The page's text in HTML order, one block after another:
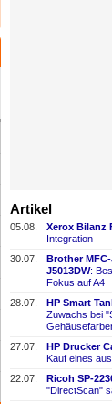
Artikel
05.08.
Xerox Bilanz
Integration
30.07.
Brother MFC-
J5013DW:
Fokus auf A4
28.07.
HP Smart
Zuwachs bei
27.07.
HP Drucker
Kauf eines
22.07.
Ricoh SP-
"DirectScan"